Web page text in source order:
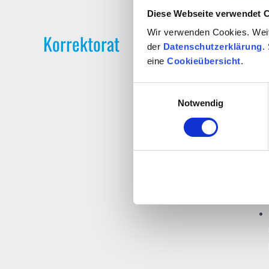
Diese Webseite verwendet
Wir verwenden Cookies.
der Datenschutzerklärung.
eine Cookieübersicht.
Notwendig
Korrektorat
Ihr